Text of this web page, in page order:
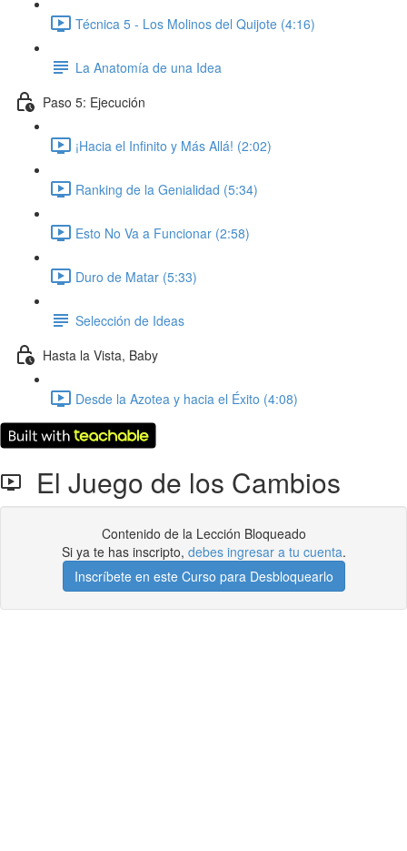
Técnica 5 - Los Molinos del Quijote (4:16)
La Anatomía de una Idea
Paso 5: Ejecución
¡Hacia el Infinito y Más Allá! (2:02)
Ranking de la Genialidad (5:34)
Esto No Va a Funcionar (2:58)
Duro de Matar (5:33)
Selección de Ideas
Hasta la Vista, Baby
Desde la Azotea y hacia el Éxito (4:08)
El Juego de los Cambios
Contenido de la Lección Bloqueado
Si ya te has inscripto, debes ingresar a tu cuenta.
Inscríbete en este Curso para Desbloquearlo